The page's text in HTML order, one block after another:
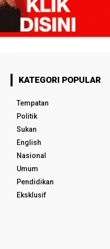
KATEGORI POPULAR
Tempatan
Politik
Sukan
English
Nasional
Umum
Pendidikan
Eksklusif